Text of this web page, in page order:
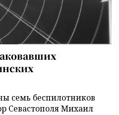
семь беспилотников
Севастополя Михаил